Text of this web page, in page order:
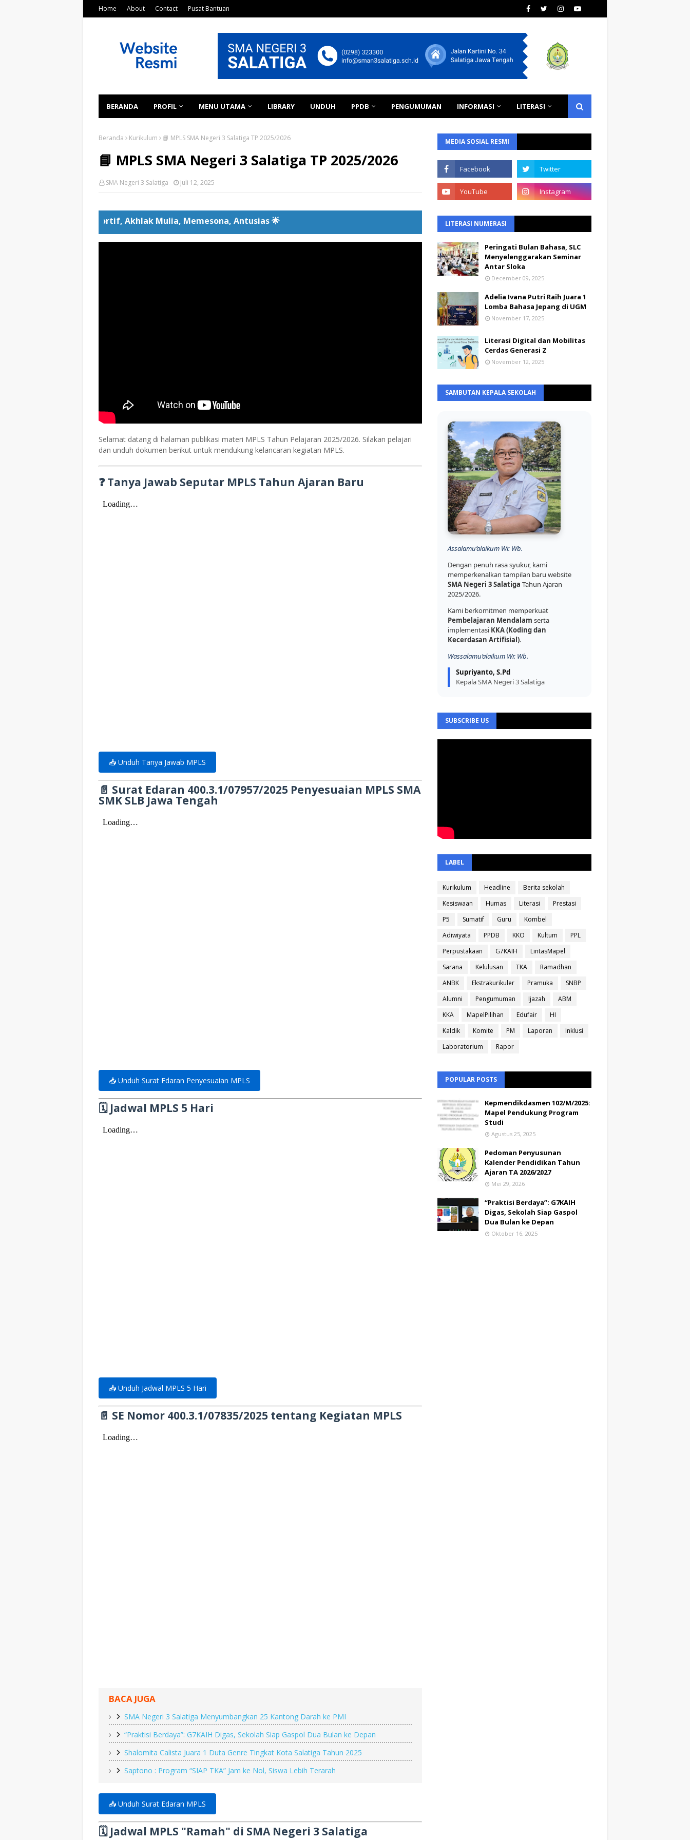
Home About Contact Pusat Bantuan
BERANDA PROFIL MENU UTAMA LIBRARY UNDUH PPDB PENGUMUMAN INFORMASI LITERASI
Beranda Kurikulum 📘 MPLS SMA Negeri 3 Salatiga TP 2025/2026
📘 MPLS SMA Negeri 3 Salatiga TP 2025/2026
SMA Negeri 3 Salatiga Juli 12, 2025
Responsif, Sportif, Akhlak Mulia, Memesona, Antusias 🌟
Selamat datang di halaman publikasi materi MPLS Tahun Pelajaran 2025/2026. Silakan pelajari
dan unduh dokumen berikut untuk mendukung kelancaran kegiatan MPLS.
❓ Tanya Jawab Seputar MPLS Tahun Ajaran Baru
📥 Unduh Tanya Jawab MPLS
📄 Surat Edaran 400.3.1/07957/2025 Penyesuaian MPLS SMA
SMK SLB Jawa Tengah
📥 Unduh Surat Edaran Penyesuaian MPLS
🗓️ Jadwal MPLS 5 Hari
📥 Unduh Jadwal MPLS 5 Hari
📄 SE Nomor 400.3.1/07835/2025 tentang Kegiatan MPLS
BACA JUGA
SMA Negeri 3 Salatiga Menyumbangkan 25 Kantong Darah ke PMI
“Praktisi Berdaya”: G7KAIH Digas, Sekolah Siap Gaspol Dua Bulan ke Depan
Shalomita Calista Juara 1 Duta Genre Tingkat Kota Salatiga Tahun 2025
Saptono : Program “SIAP TKA” Jam ke Nol, Siswa Lebih Terarah
📥 Unduh Surat Edaran MPLS
🗓️ Jadwal MPLS "Ramah" di SMA Negeri 3 Salatiga
MEDIA SOSIAL RESMI
LITERASI NUMERASI
Peringati Bulan Bahasa, SLC
Menyelenggarakan Seminar
Antar Sloka
December 09, 2025
Adelia Ivana Putri Raih Juara 1
Lomba Bahasa Jepang di UGM
November 17, 2025
Literasi Digital dan Mobilitas
Cerdas Generasi Z
November 12, 2025
SAMBUTAN KEPALA SEKOLAH
Assalamu’alaikum Wr. Wb.
Dengan penuh rasa syukur, kami
memperkenalkan tampilan baru website
SMA Negeri 3 Salatiga Tahun Ajaran
2025/2026.
Kami berkomitmen memperkuat
Pembelajaran Mendalam serta
implementasi KKA (Koding dan
Kecerdasan Artifisial).
Wassalamu’alaikum Wr. Wb.
Supriyanto, S.Pd
Kepala SMA Negeri 3 Salatiga
SUBSCRIBE US
LABEL
Kurikulum Headline
Berita sekolah
Kesiswaan
Humas Literasi
Prestasi
P5
Sumatif Guru
Kombel
Adiwiyata
PPDB KKO Kultum
PPL
Perpustakaan
G7KAIH
LintasMapel
Sarana
Kelulusan TKA
Ramadhan
ANBK
Ekstrakurikuler Pramuka
SNBP
Alumni
Pengumuman Ijazah
ABM
KKA
MapelPilihan Edufair
HI
Kaldik
Komite PM Laporan
Inklusi
Laboratorium
Rapor
POPULAR POSTS
Kepmendikdasmen 102/M/2025:
Mapel Pendukung Program
Studi
Agustus 25, 2025
Pedoman Penyusunan
Kalender Pendidikan Tahun
Ajaran TA 2026/2027
Mei 29, 2026
“Praktisi Berdaya”: G7KAIH
Digas, Sekolah Siap Gaspol
Dua Bulan ke Depan
Oktober 16, 2025